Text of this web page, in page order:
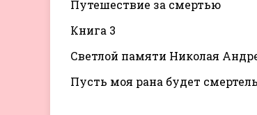
Путешествие за смертью
Книга 3
Светлой памяти Николая
Пусть моя рана будет